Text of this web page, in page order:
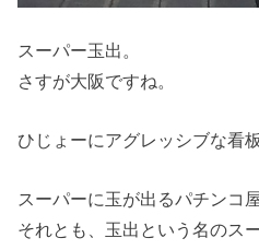
スーパー玉出。
さすが大阪ですね。
ひじょーにアグレッシブな看板
スーパーに玉が出るパチンコ
それとも、玉出という名のス